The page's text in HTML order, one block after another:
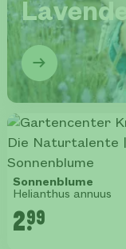
Lavendel
Sonnenblume
Helianthus annuus
2.99